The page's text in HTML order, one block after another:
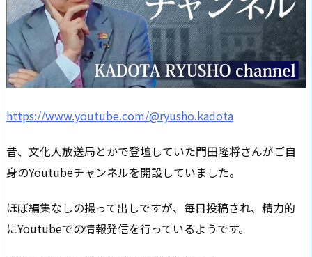
https://www.youtube.com/@ryusho.kadota
昔、文化人放送局とかで登壇していた門田隆将さんがご自
身のYoutubeチャンネルを開設していました。
ほぼ編集なしの撮って出しですが、毎日投稿され、精力的
にYoutubeでの情報発信を行っているようです。